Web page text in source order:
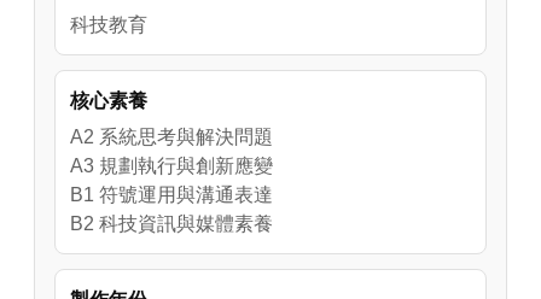
科技教育
核心素養
A2 系統思考與解決問題
A3 規劃執行與創新應變
B1 符號運用與溝通表達
B2 科技資訊與媒體素養